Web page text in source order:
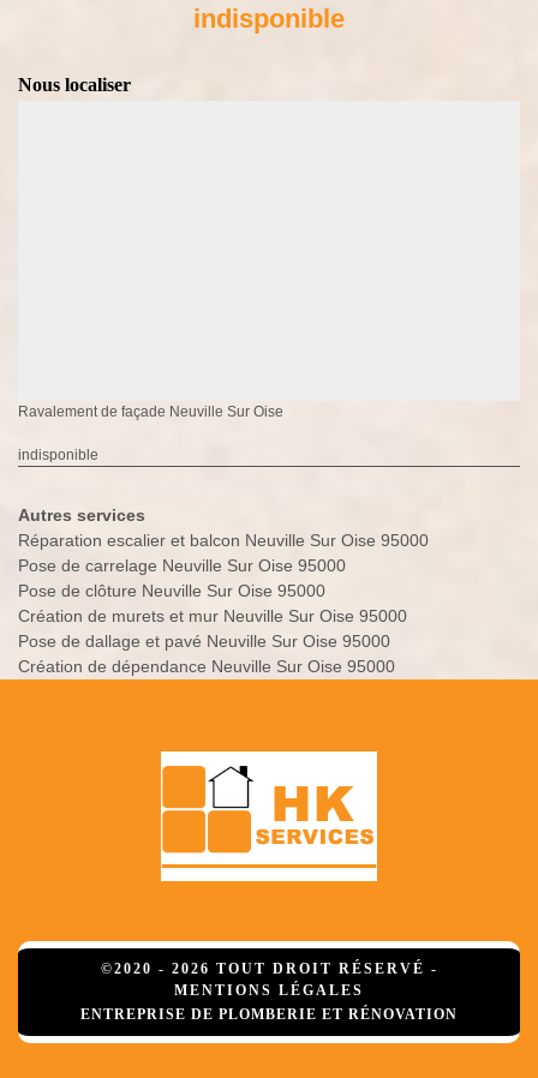
indisponible
Nous localiser
Ravalement de façade Neuville Sur Oise
indisponible
Autres services
Réparation escalier et balcon Neuville Sur Oise 95000
Pose de carrelage Neuville Sur Oise 95000
Pose de clôture Neuville Sur Oise 95000
Création de murets et mur Neuville Sur Oise 95000
Pose de dallage et pavé Neuville Sur Oise 95000
Création de dépendance Neuville Sur Oise 95000
©2020 - 2026 TOUT DROIT RÉSERVÉ -
MENTIONS LÉGALES
ENTREPRISE DE PLOMBERIE ET RÉNOVATION